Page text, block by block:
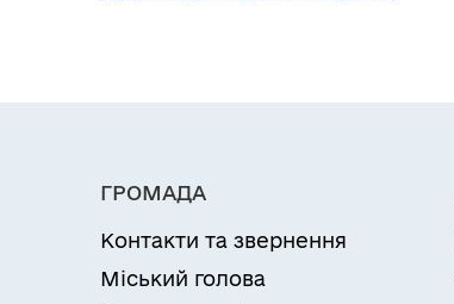
ГРОМАДА
Контакти та звернення
Міський голова